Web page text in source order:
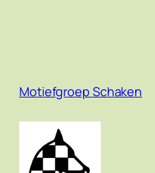
Motiefgroep Schaken